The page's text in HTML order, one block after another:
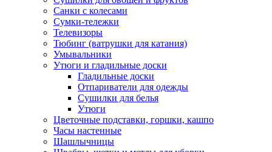
Санки с колесами
Сумки-тележки
Телевизоры
Тюбинг (ватрушки для катания)
Умывальники
Утюги и гладильные доски
Гладильные доски
Отпариватели для одежды
Сушилки для белья
Утюги
Цветочные подставки, горшки, кашпо
Часы настенные
Шашлычницы